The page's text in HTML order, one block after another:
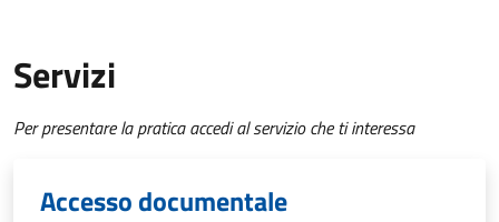
Servizi
Per presentare la pratica accedi al servizio che ti interessa
Accesso documentale